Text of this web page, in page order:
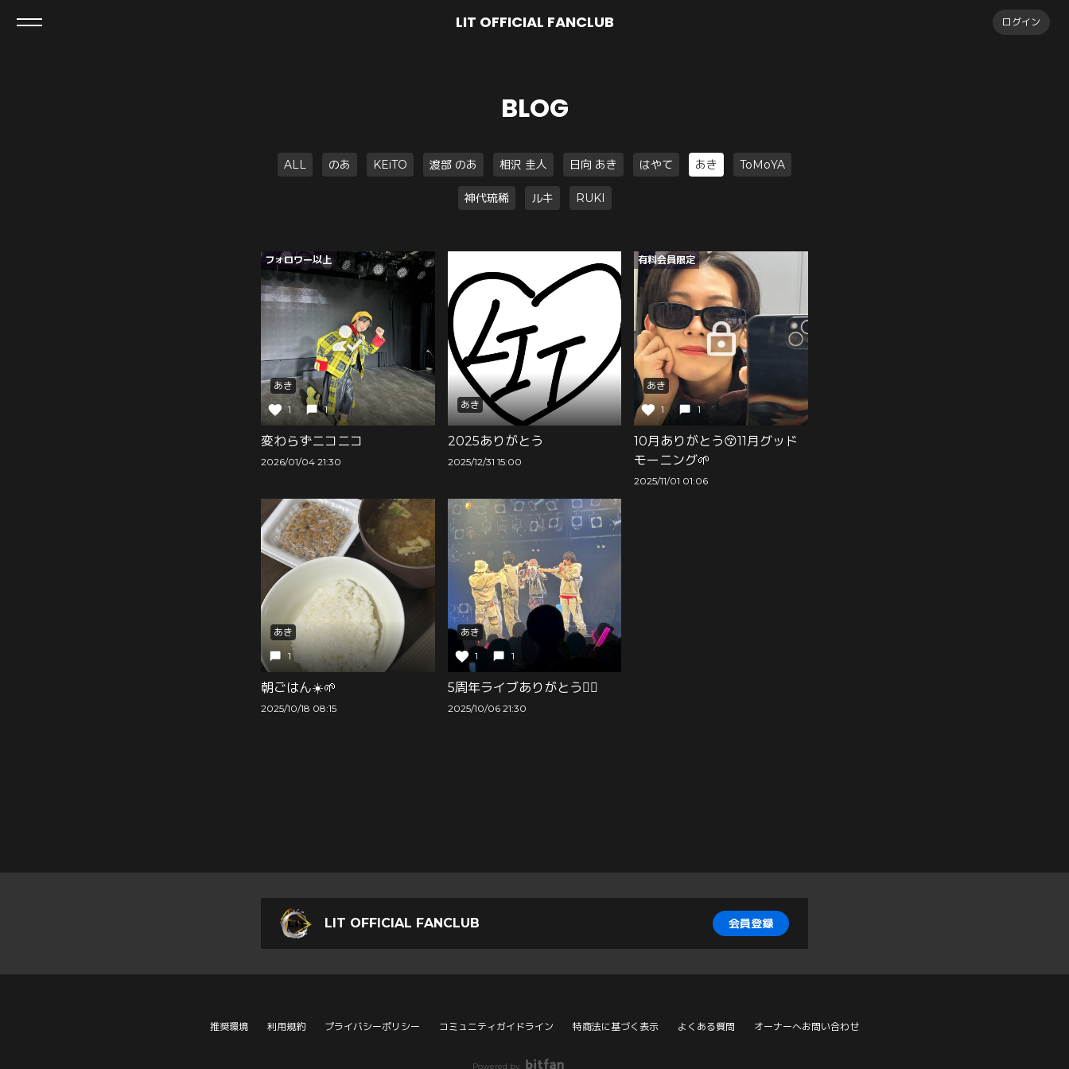
LIT OFFICIAL FANCLUB ログイン
BLOG
ALL のあ KEiTO 渡部 のあ 相沢 圭人 日向 あき はやて あき ToMoYA
神代琉稀 ルキ RUKI
フォロワー以上
あき
1
1
変わらずニコニコ
2026/01/04 21:30
あき
2025ありがとう
2025/12/31 15:00
有料会員限定
あき
1
1
10月ありがとう😚11月グッド
モーニング🌱‬‪
2025/11/01 01:06
あき
1
朝ごはん☀️🌱
2025/10/18 08:15
あき
1
1
5周年ライブありがとう🙂‍↕️
2025/10/06 21:30
LIT OFFICIAL FANCLUB 会員登録
推奨環境 利用規約 プライバシーポリシー コミュニティガイドライン 特商法に基づく表示 よくある質問 オーナーへお問い合わせ
Powered by